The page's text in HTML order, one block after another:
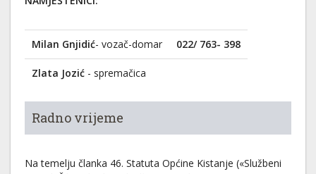
Milan Gnjidić- vozač-domar 022/ 763- 398
Zlata Jozić - spremačica
Radno vrijeme
Na temelju članka 46. Statuta Općine Kistanje («Službeni